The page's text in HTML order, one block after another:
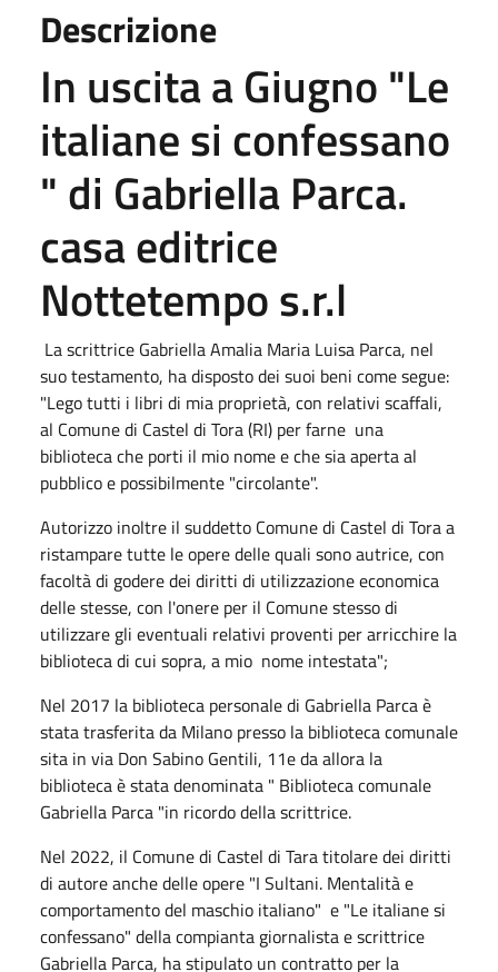
Descrizione
In uscita a Giugno "Le
italiane si confessano
" di Gabriella Parca.
casa editrice
Nottetempo s.r.l
La scrittrice Gabriella Amalia Maria Luisa Parca, nel
suo testamento, ha disposto dei suoi beni come segue:
"Lego tutti i libri di mia proprietà, con relativi scaffali,
al Comune di Castel di Tora (RI) per farne una
biblioteca che porti il mio nome e che sia aperta al
pubblico e possibilmente "circolante".
Autorizzo inoltre il suddetto Comune di Castel di Tora a
ristampare tutte le opere delle quali sono autrice, con
facoltà di godere dei diritti di utilizzazione economica
delle stesse, con l'onere per il Comune stesso di
utilizzare gli eventuali relativi proventi per arricchire la
biblioteca di cui sopra, a mio nome intestata";
Nel 2017 la biblioteca personale di Gabriella Parca è
stata trasferita da Milano presso la biblioteca comunale
sita in via Don Sabino Gentili, 11e da allora la
biblioteca è stata denominata " Biblioteca comunale
Gabriella Parca "in ricordo della scrittrice.
Nel 2022, il Comune di Castel di Tara titolare dei diritti
di autore anche delle opere "I Sultani. Mentalità e
comportamento del maschio italiano" e "Le italiane si
confessano" della compianta giornalista e scrittrice
Gabriella Parca, ha stipulato un contratto per la